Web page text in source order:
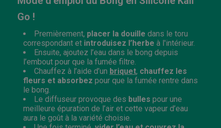
Go !
Premièrement, placer la douille dans le toru
correspondant et introduisez l’herbe à l'intérieur.
Ensuite, ajoutez l’eau dans le bong depuis
l’embout pour que la fumée filtre.
Chauffez à l’aide d’un briquet, chauffez les
fleurs et absorbez pour que la fumée rentre dans
le bong.
Le diffuseur provoque des bulles pour une
meilleure épuration de l’air et cette vapeur d’eau
aura le goût à la variété choisie.